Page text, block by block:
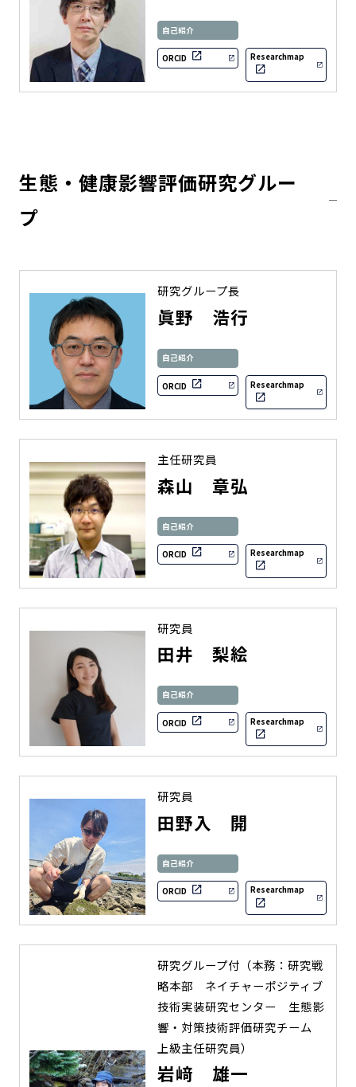
自己紹介
ORCID Researchmap
生態・健康影響評価研究グルー
プ
研究グループ長
眞野 浩行
自己紹介
ORCID Researchmap
主任研究員
森山 章弘
自己紹介
ORCID Researchmap
研究員
田井 梨絵
自己紹介
ORCID Researchmap
研究員
田野入 開
自己紹介
ORCID Researchmap
研究グループ付（本務：研究戦
略本部 ネイチャーポジティブ
技術実装研究センター 生態影
響・対策技術評価研究チーム
上級主任研究員）
岩﨑 雄一